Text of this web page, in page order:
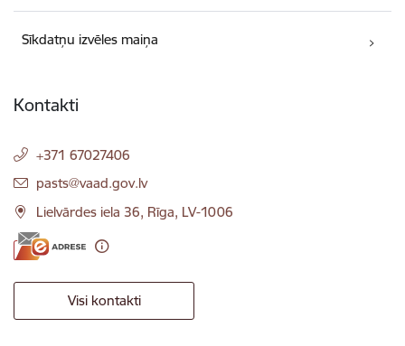
Sīkdatņu izvēles maiņa
Kontakti
+371 67027406
E-pasts:
pasts@vaad.gov.lv
Lielvārdes iela 36, Rīga, LV-1006
Visi kontakti